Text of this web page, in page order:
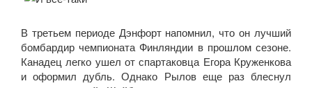
В третьем периоде Дэнфорт напомнил, что он лучший
бомбардир чемпионата Финляндии в прошлом сезоне.
Канадец легко ушел от спартаковца Егора Круженкова
и оформил дубль. Однако Рылов еще раз блеснул